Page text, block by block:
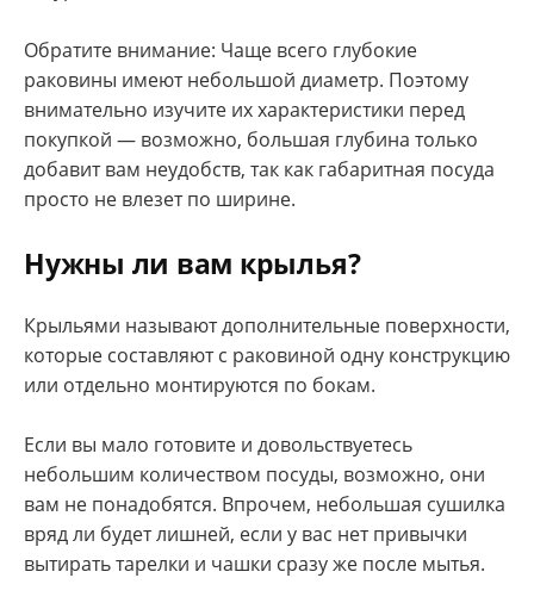
Обратите внимание: Чаще всего глубокие
раковины имеют небольшой диаметр. Поэтому
внимательно изучите их характеристики перед
покупкой — возможно, большая глубина только
добавит вам неудобств, так как габаритная посуда
просто не влезет по ширине.
Нужны ли вам крылья?
Крыльями называют дополнительные поверхности,
которые составляют с раковиной одну конструкцию
или отдельно монтируются по бокам.
Если вы мало готовите и довольствуетесь
небольшим количеством посуды, возможно, они
вам не понадобятся. Впрочем, небольшая сушилка
вряд ли будет лишней, если у вас нет привычки
вытирать тарелки и чашки сразу же после мытья.